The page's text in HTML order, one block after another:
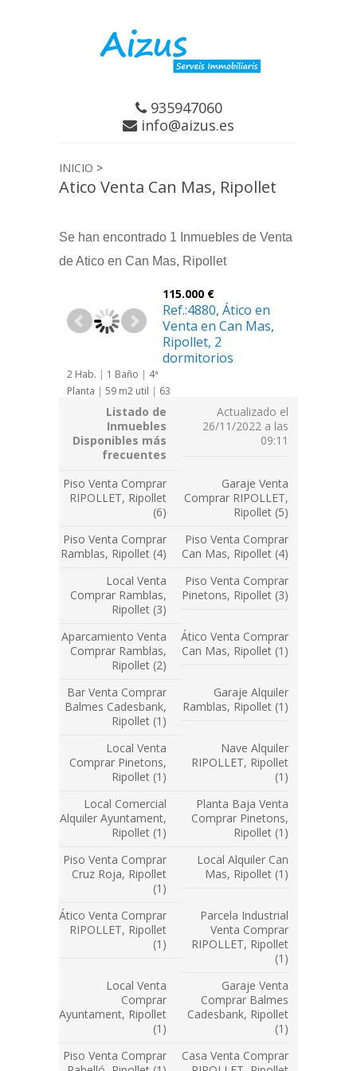
935947060
info@aizus.es
INICIO >
Atico Venta Can Mas, Ripollet
Se han encontrado 1 Inmuebles de Venta
de Atico en Can Mas, Ripollet
115.000 €
Ref.:4880, Ático en
Venta en Can Mas,
Ripollet, 2
dormitorios
2 Hab. | 1 Baño | 4ª
Planta | 59 m2 util | 63
constr..Listado de
Inmuebles
Disponibles más
frecuentes
Actualizado el
26/11/2022 a las
09:11
Piso Venta Comprar
RIPOLLET, Ripollet
(6)
Garaje Venta
Comprar RIPOLLET,
Ripollet (5)
Piso Venta Comprar
Ramblas, Ripollet (4)
Piso Venta Comprar
Can Mas, Ripollet (4)
Local Venta
Comprar Ramblas,
Ripollet (3)
Piso Venta Comprar
Pinetons, Ripollet (3)
Aparcamiento Venta
Comprar Ramblas,
Ripollet (2)
Ático Venta Comprar
Can Mas, Ripollet (1)
Bar Venta Comprar
Balmes Cadesbank,
Ripollet (1)
Garaje Alquiler
Ramblas, Ripollet (1)
Local Venta
Comprar Pinetons,
Ripollet (1)
Nave Alquiler
RIPOLLET, Ripollet
(1)
Local Comercial
Alquiler Ayuntament,
Ripollet (1)
Planta Baja Venta
Comprar Pinetons,
Ripollet (1)
Piso Venta Comprar
Cruz Roja, Ripollet
(1)
Local Alquiler Can
Mas, Ripollet (1)
Ático Venta Comprar
RIPOLLET, Ripollet
(1)
Parcela Industrial
Venta Comprar
RIPOLLET, Ripollet
(1)
Local Venta
Comprar
Ayuntament, Ripollet
(1)
Garaje Venta
Comprar Balmes
Cadesbank, Ripollet
(1)
Piso Venta Comprar
Casa Venta Comprar